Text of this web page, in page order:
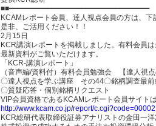
■■━━━━━━━━━━━━━━━━━━━━━━━━━━━━━━━━━
KCAMレポート会員、達人視点会員の方は、下
是非、ご活用ください！！
2月15日
KCR講演レポートを掲載しました。有料会員
最新資料がご覧いただけます。
「KCR-講演レポート」
（音声編/資料付）有料会員勉強会 【達人視点
〇達人視点を学ぶ講座 その44〇銘柄調査最
〇質疑応答・個別銘柄リクエスト
VIP会員資格であるKCAMレポート会員サイト
http://www.kcam.co.jp/report/c.cgi?code=00002
KCR総研代表取締役証券アナリストの金田一